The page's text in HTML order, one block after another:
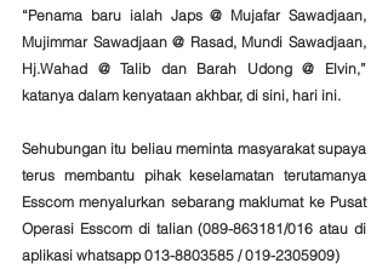
“Penama baru ialah Japs @ Mujafar Sawadjaan,
Mujimmar Sawadjaan @ Rasad, Mundi Sawadjaan,
Hj.Wahad @ Talib dan Barah Udong @ Elvin,”
katanya dalam kenyataan akhbar, di sini, hari ini.
Sehubungan itu beliau meminta masyarakat supaya
terus membantu pihak keselamatan terutamanya
Esscom menyalurkan sebarang maklumat ke Pusat
Operasi Esscom di talian (089-863181/016 atau di
aplikasi whatsapp 013-8803585 / 019-2305909)